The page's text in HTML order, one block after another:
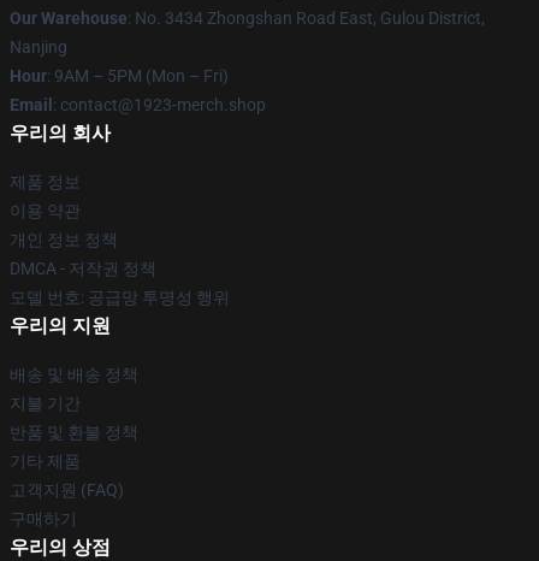
Our Warehouse: No. 3434 Zhongshan Road East, Gulou District,
Nanjing
Hour: 9AM – 5PM (Mon – Fri)
Email : contact@1923-merch.shop
우리의 회사
제품 정보
이용 약관
개인 정보 정책
DMCA - 저작권 정책
모델 번호: 공급망 투명성 행위
우리의 지원
배송 및 배송 정책
지불 기간
반품 및 환불 정책
기타 제품
고객지원 (FAQ)
구매하기
우리의 상점